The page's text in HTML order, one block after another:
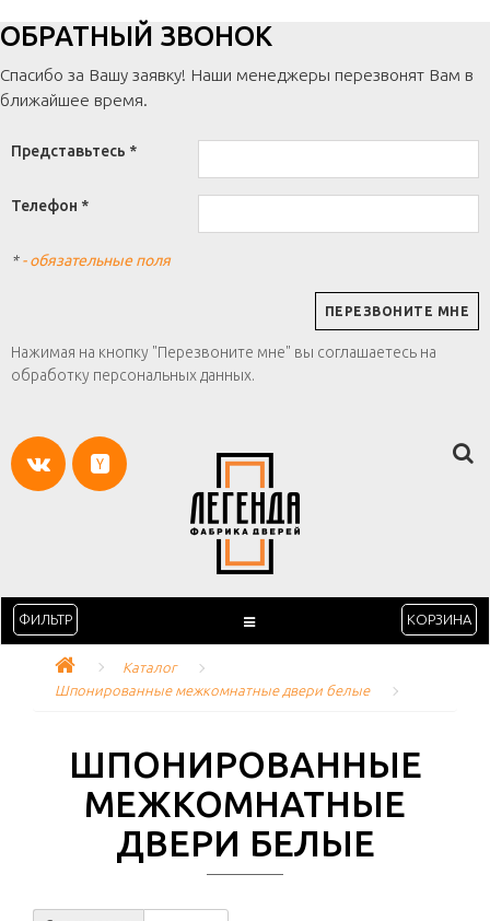
ОБРАТНЫЙ ЗВОНОК
Спасибо за Вашу заявку! Наши менеджеры перезвонят Вам в
ближайшее время.
Представьтесь *
Телефон *
*- обязательные поля
Нажимая на кнопку "Перезвоните мне" вы соглашаетесь на
обработку персональных данных.
ФИЛЬТР КОРЗИНА
Каталог
Шпонированные межкомнатные двери белые
ШПОНИРОВАННЫЕ
МЕЖКОМНАТНЫЕ
ДВЕРИ БЕЛЫЕ